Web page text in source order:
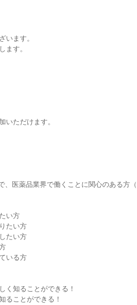
います。
ます。
いただけます。
医薬品業界で働くことに関心のある方（
い方
たい方
たい方
いる方
く知ることができる！
ることができる！